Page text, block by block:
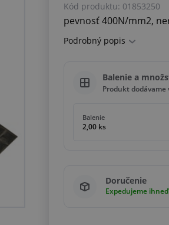
Kód produktu: 01853250
pevnosť 400N/mm2,
Podrobný popis
Balenie a
Produkt dodávame
Balenie
2,00 ks
Doručenie
Expedujeme ihneď